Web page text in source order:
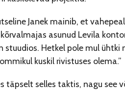
Janek mainib, et
asunud Levila
stuudios. Hetkel pole mul
kuskil rivistuses olema.”
täpselt selles taktis, nagu see